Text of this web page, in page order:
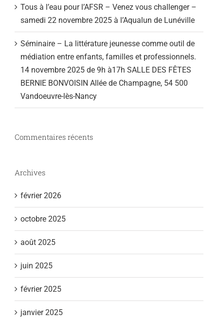
Tous à l’eau pour l’AFSR – Venez vous challenger –
samedi 22 novembre 2025 à l’Aqualun de Lunéville
Séminaire – La littérature jeunesse comme outil de
médiation entre enfants, familles et professionnels.
14 novembre 2025 de 9h à17h SALLE DES FÊTES
BERNIE BONVOISIN Allée de Champagne, 54 500
Vandoeuvre-lès-Nancy
Commentaires récents
Archives
février 2026
octobre 2025
août 2025
juin 2025
février 2025
janvier 2025